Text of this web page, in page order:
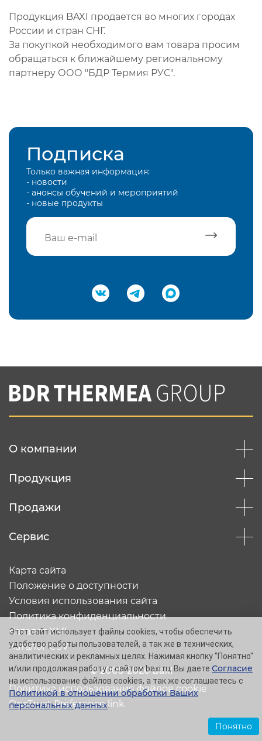
Продукция BAXI продается во многих городах
России и стран СНГ.
За покупкой необходимого вам товара просим
обращаться к ближайшему региональному
партнеру ООО "БДР Термия РУС".
Подписка
Только важная информация:
- новости
- анонсы обучений и мероприятий
- новые продукты
Подтвердить e-mail
Вы соглашаетесь с нашей политикой
конфеденциальности
О компании
Продукция
Продажи
Сервис
© 2005-2026 Baxi
Карта сайта
Положение о доступности
Условия использования сайта
Политика конфиденциальности
Каталог XML
Каталог CSV
Политика использования файлов cookie
OneTrust Preference link
Этот сайт использует файлы cookies, чтобы обеспечить
удобство работы пользователей, а так же в технических,
аналитических и рекламных целях. Нажимая кнопку "Понятно"
и/или продолжая работу с сайтом baxi.ru, Вы даете Согласие
на использование файлов cookies, а так же соглашаетесь с
Политикой в отношении обработки Ваших
персональных данных.
Понятно